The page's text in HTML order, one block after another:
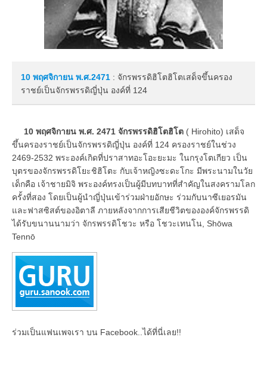
10 พฤศจิกายน พ.ศ.2471 : จักรพรรดิฮิโตฮิโตเสด็จขึ้นครอง
ราชย์เป็นจักรพรรดิญี่ปุ่น องค์ที่ 124
10 พฤศจิกายน พ.ศ. 2471 จักรพรรดิฮิโตฮิโต ( Hirohito) เสด็จ
ขึ้นครองราชย์เป็นจักรพรรดิญี่ปุ่น องค์ที่ 124 ครองราชย์ในช่วง
2469-2532 พระองค์เกิดที่ปราสาทอะโอะยะมะ ในกรุงโตเกียว เป็น
บุตรของจักรพรรดิโยะชิฮิโตะ กับเจ้าหญิงซะดะโกะ มีพระนามในวัย
เด็กคือ เจ้าชายมิจิ พระองค์ทรงเป็นผู้มีบทบาทที่สำคัญในสงครามโลก
ครั้งที่สอง โดยเป็นผู้นำญี่ปุ่นเข้าร่วมฝ่ายอักษะ ร่วมกับนาซีเยอรมัน
และฟาสซิสต์ของอิตาลี ภายหลังจากการเสียชีวิตขององค์จักรพรรดิ
ได้รับขนานนามว่า จักรพรรดิโชวะ หรือ โชวะเทนโน, Shōwa
Tennō
ร่วมเป็นแฟนเพจเรา บน Facebook..ได้ที่นี่เลย!!